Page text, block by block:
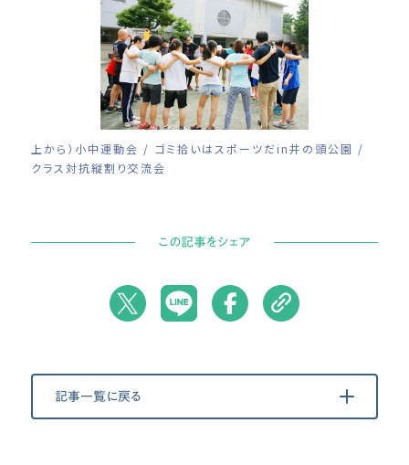
上から）小中運動会 / ゴミ拾いはスポーツだin井の頭公園 /
クラス対抗縦割り交流会
この記事をシェア
記事一覧に戻る